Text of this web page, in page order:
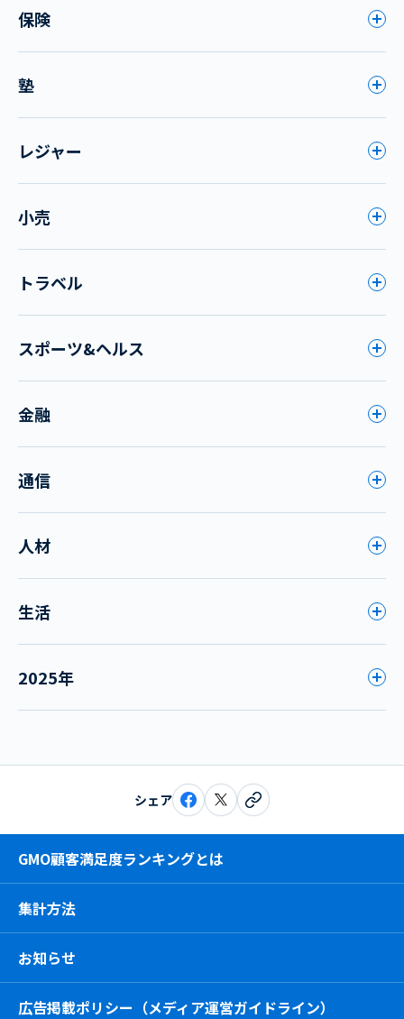
保険
塾
レジャー
小売
トラベル
スポーツ&ヘルス
金融
通信
人材
生活
2025年
シェア
GMO顧客満足度ランキングとは
集計方法
お知らせ
広告掲載ポリシー（メディア運営ガイドライン）